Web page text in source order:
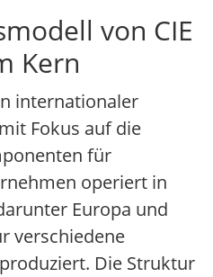
von CIE
Kern
internationaler
Fokus auf die
für
operiert in
Europa und
verschiedene
Die Struktur